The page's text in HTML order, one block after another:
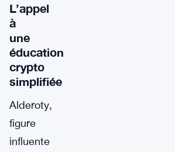
L’appel
à
une
éducation
crypto
simplifiée
Alderoty,
figure
influente